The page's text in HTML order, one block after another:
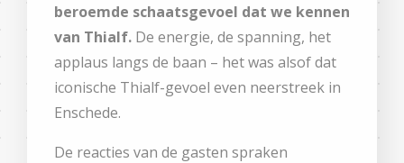
beroemde schaatsgevoel dat we kennen
van Thialf. De energie, de spanning, het
applaus langs de baan – het was alsof dat
iconische Thialf-gevoel even neerstreek in
Enschede.
De reacties van de gasten spraken